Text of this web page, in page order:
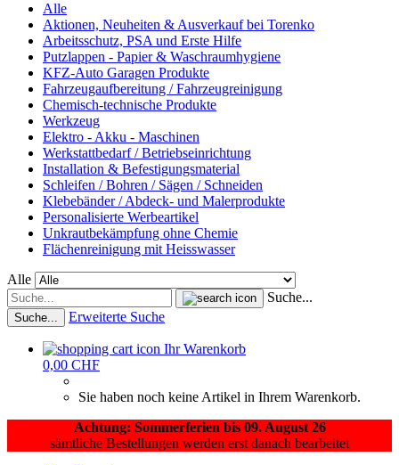
Alle
Aktionen, Neuheiten & Ausverkauf bei Torenko
Arbeitsschutz, PSA und Erste Hilfe
Putzlappen - Papier & Waschraumhygiene
KFZ-Auto Garagen Produkte
Fahrzeugaufbereitung / Fahrzeugreinigung
Chemisch-technische Produkte
Werkzeug
Elektro - Akku - Maschinen
Werkstattbedarf / Betriebseinrichtung
Installation & Befestigungsmaterial
Schleifen / Bohren / Sägen / Schneiden
Klebebänder / Abdeck- und Malerprodukte
Personalisierte Werbeartikel
Unkrautbekämpfung ohne Chemie
Flächenreinigung mit Heisswasser
Alle
Suche...
Suche... Erweiterte Suche
Ihr Warenkorb
0,00 CHF
Sie haben noch keine Artikel in Ihrem Warenkorb.
Achtung: Sommerferien bis 09. August 26
sämtliche Bestellungen werden erst danach bearbeitet